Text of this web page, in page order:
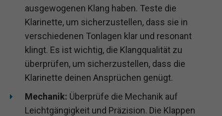
ausgewogenen Klang haben. Teste die
Klarinette, um sicherzustellen, dass sie in
verschiedenen Tonlagen klar und resonant
klingt. Es ist wichtig, die Klangqualität zu
überprüfen, um sicherzustellen, dass die
Klarinette deinen Ansprüchen genügt.
Mechanik: Überprüfe die Mechanik auf
Leichtgängigkeit und Präzision. Die Klappen